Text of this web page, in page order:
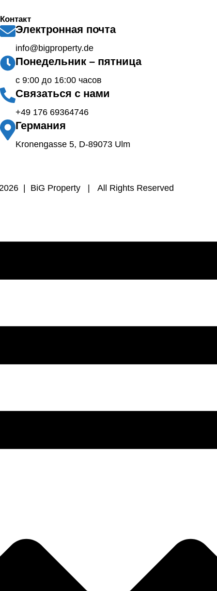
Контакт
Электронная почта
info@bigproperty.de
Понедельник – пятница
с 9:00 до 16:00 часов
Связаться с нами
+49 176 69364746
Германия
Kronengasse 5, D-89073 Ulm
| BiG Property | All Rights Reserved